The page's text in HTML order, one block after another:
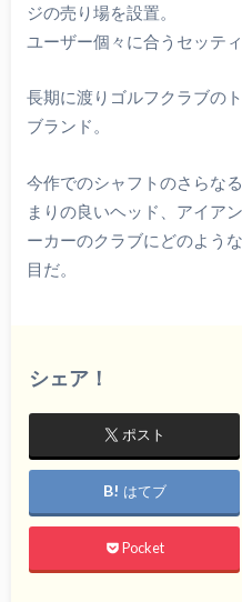
ジの売り場を設置。
ユーザー個々に合うセッテ
長期に渡りゴルフクラブの
ブランド。
今作でのシャフトのさらな
まりの良いヘッド、アイア
ーカーのクラブにどのよう
目だ。
シェア！
ポスト
はてブ
Pocket